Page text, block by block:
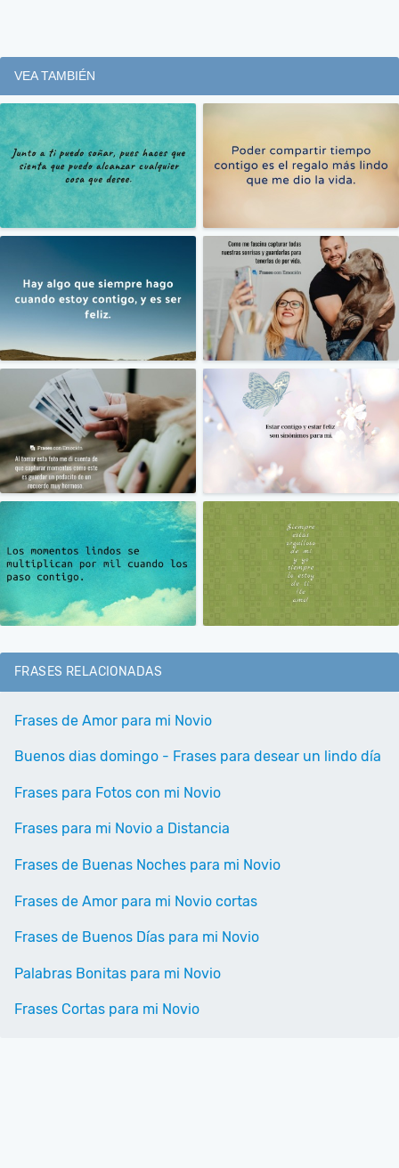
VEA TAMBIÉN
FRASES RELACIONADAS
Frases de Amor para mi Novio
Buenos dias domingo - Frases para desear un lindo día
Frases para Fotos con mi Novio
Frases para mi Novio a Distancia
Frases de Buenas Noches para mi Novio
Frases de Amor para mi Novio cortas
Frases de Buenos Días para mi Novio
Palabras Bonitas para mi Novio
Frases Cortas para mi Novio